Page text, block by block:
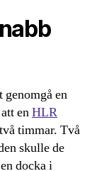
en
enHLR
timmar. Två
skulle de
docka i